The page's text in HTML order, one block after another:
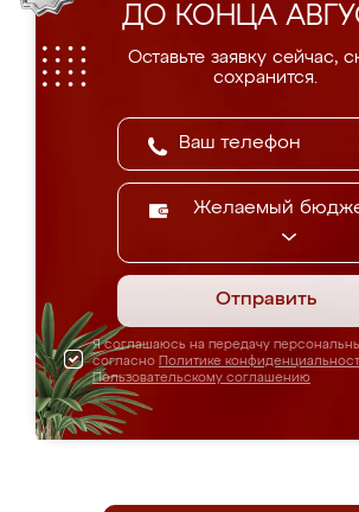
ДО КОНЦА
Оставьте заявку сейчас,
сохранится.
Желаемый
Отправить
Я соглашаюсь на передачу
согласно Политике
Пользовательскому соглашению